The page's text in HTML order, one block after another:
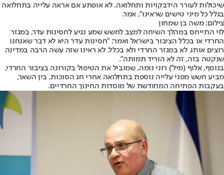
שיכולות לעורר הידבקויות ותחלואה. לא אופתע אם אראה עלייה בתחלואה
בגלל כל מיני טישים שראינו", אמר.
צילום: משה בן שמחון
לוי התייחס במהלך השיחה למצב לחשש שמע נגיע לחסינות עדר, במגזר
החרדי או בכלל הציבור בישראל ואמר: "חסינות עדר היא לא דבר שאנחנו
רוצים אותו, לא במגזר החרדי ולא בכלל. לא ראינו שזה עשה הרבה במדינה
שנקטה בזה, זה לא הוריד תמותה".
בנוסף, אלוף (מיל') רוני נומה, שמוביל את הטיפול בקורונה בציבור החרדי,
מביע חשש מפני עלייה נוספת בתחלואה אחרי חג הסוכות, בין השאר,
בעקבות הפתיחה המחודשת של מוסדות החינוך החרדיים.